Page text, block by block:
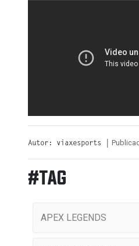
Autor: viaxesports |
#TAG
APEX LEGENDS